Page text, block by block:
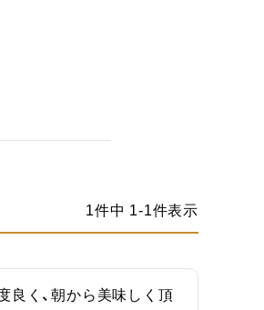
1件中 1-1件表示
良く、朝から美味しく頂